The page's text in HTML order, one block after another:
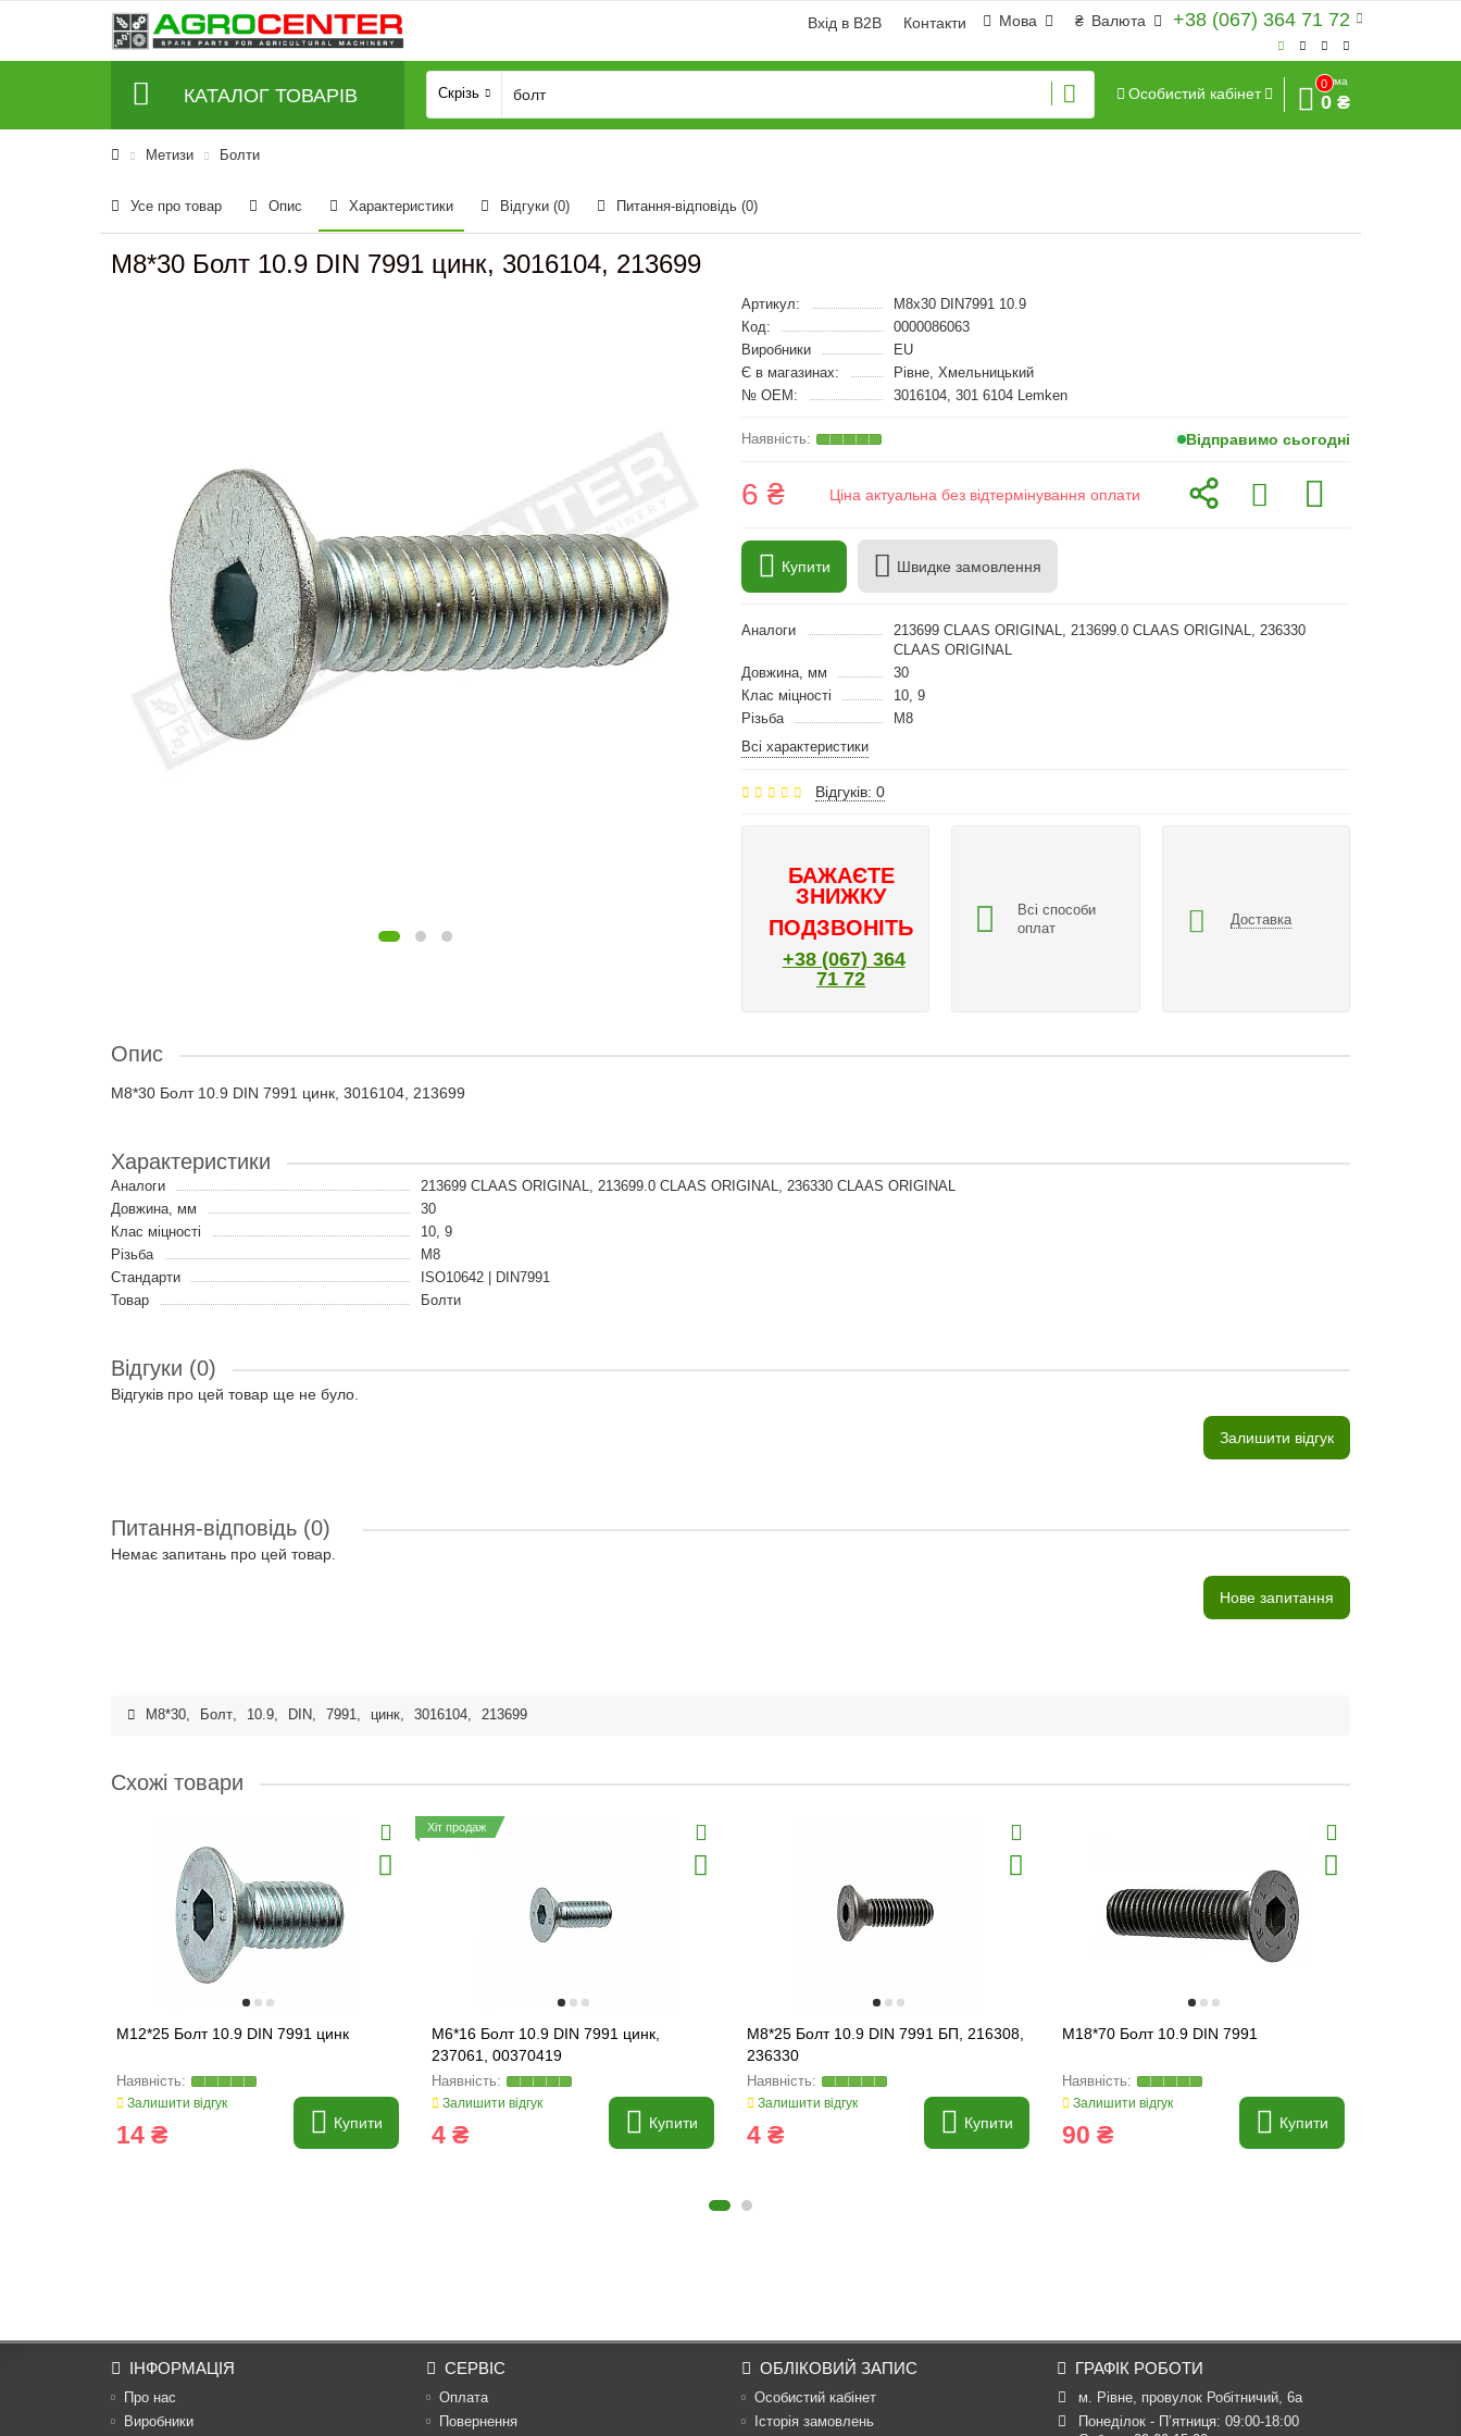
+38 (067) 364 71 72
₴ Валюта
Мова
Вхід в B2B Контакти
КАТАЛОГ ТОВАРІВ Скрізь Особистий кабінет
0
Сума
0 ₴
Метизи Болти
Усе про товар Опис Характеристики Відгуки (0) Питання-відповідь (0)
M8*30 Болт 10.9 DIN 7991 цинк, 3016104, 213699
Артикул:
M8x30 DIN7991 10.9
Код:
0000086063
Виробники
EU
Є в магазинах:
Рівне, Хмельницький
№ OEM:
3016104, 301 6104 Lemken
Відправимо сьогодні
6 ₴ Ціна актуальна без відтермінування оплати
Купити Швидке замовлення
Аналоги
213699 CLAAS ORIGINAL, 213699.0 CLAAS ORIGINAL, 236330
CLAAS ORIGINAL
Довжина, мм
30
Клас міцності
10, 9
Різьба
M8
Всі характеристики
Відгуків: 0
БАЖАЄТЕ
ЗНИЖКУ
ПОДЗВОНІТЬ
+38 (067) 364
71 72
Всі способи
оплат
Доставка
Опис
M8*30 Болт 10.9 DIN 7991 цинк, 3016104, 213699
Характеристики
Аналоги
213699 CLAAS ORIGINAL, 213699.0 CLAAS ORIGINAL, 236330 CLAAS ORIGINAL
Довжина, мм
30
Клас міцності
10, 9
Різьба
M8
Стандарти
ISO10642 | DIN7991
Товар
Болти
Відгуки (0)
Відгуків про цей товар ще не було.
Залишити відгук
Питання-відповідь (0)
Немає запитань про цей товар.
Нове запитання
M8*30, Болт, 10.9, DIN, 7991, цинк, 3016104, 213699
Схожі товари
M12*25 Болт 10.9 DIN 7991 цинк
Залишити відгук
14 ₴ Купити
Хіт продаж
M6*16 Болт 10.9 DIN 7991 цинк,
237061, 00370419
Залишити відгук
4 ₴ Купити
M8*25 Болт 10.9 DIN 7991 БП, 216308,
236330
Залишити відгук
4 ₴ Купити
M18*70 Болт 10.9 DIN 7991
Залишити відгук
90 ₴ Купити
ІНФОРМАЦІЯ
Про нас
Виробники
СЕРВІС
Оплата
Повернення
ОБЛІКОВИЙ ЗАПИС
Особистий кабінет
Історія замовлень
ГРАФІК РОБОТИ
м. Рівне, провулок Робітничий, 6а
Понеділок - П’ятниця: 09:00-18:00